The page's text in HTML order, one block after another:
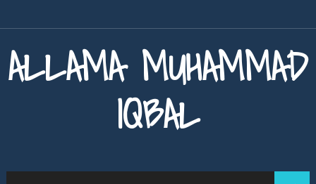
ALLAMA MUHAMMAD
IQBAL